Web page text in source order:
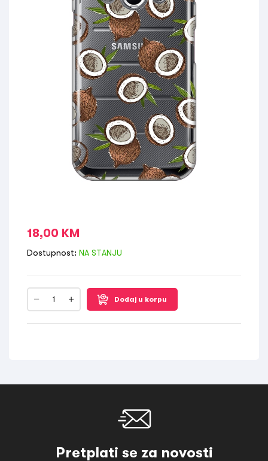
18,00 KM
Dostupnost: NA STANJU
Dodaj u korpu
Pretplati se za novosti